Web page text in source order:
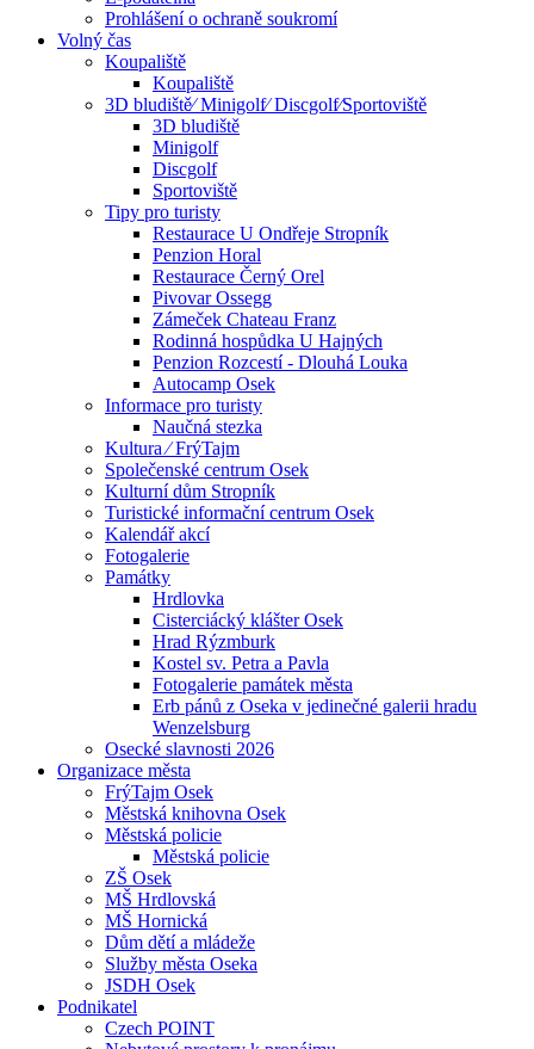
Prohlášení o ochraně soukromí
Volný čas
Koupaliště
Koupaliště
3D bludiště⁄ Minigolf⁄ Discgolf⁄Sportoviště
3D bludiště
Minigolf
Discgolf
Sportoviště
Tipy pro turisty
Restaurace U Ondřeje Stropník
Penzion Horal
Restaurace Černý Orel
Pivovar Ossegg
Zámeček Chateau Franz
Rodinná hospůdka U Hajných
Penzion Rozcestí - Dlouhá Louka
Autocamp Osek
Informace pro turisty
Naučná stezka
Kultura ⁄ FrýTajm
Společenské centrum Osek
Kulturní dům Stropník
Turistické informační centrum Osek
Kalendář akcí
Fotogalerie
Památky
Hrdlovka
Cisterciácký klášter Osek
Hrad Rýzmburk
Kostel sv. Petra a Pavla
Fotogalerie památek města
Erb pánů z Oseka v jedinečné galerii hradu
Wenzelsburg
Osecké slavnosti 2026
Organizace města
FrýTajm Osek
Městská knihovna Osek
Městská policie
Městská policie
ZŠ Osek
MŠ Hrdlovská
MŠ Hornická
Dům dětí a mládeže
Služby města Oseka
JSDH Osek
Podnikatel
Czech POINT